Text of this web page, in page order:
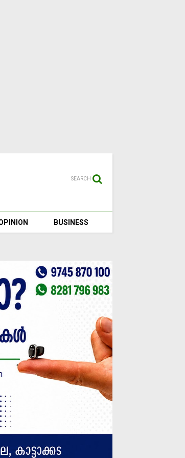
SEARCH
BUSINESS